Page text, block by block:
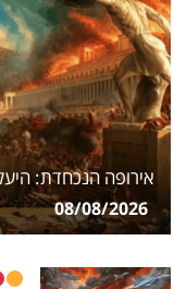
אירופה הנכחדת:
08/08/2026